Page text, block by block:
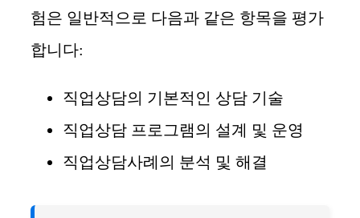
험은 일반적으로 다음과 같은 항목을 평가
합니다:
직업상담의 기본적인 상담 기술
직업상담 프로그램의 설계 및 운영
직업상담사례의 분석 및 해결